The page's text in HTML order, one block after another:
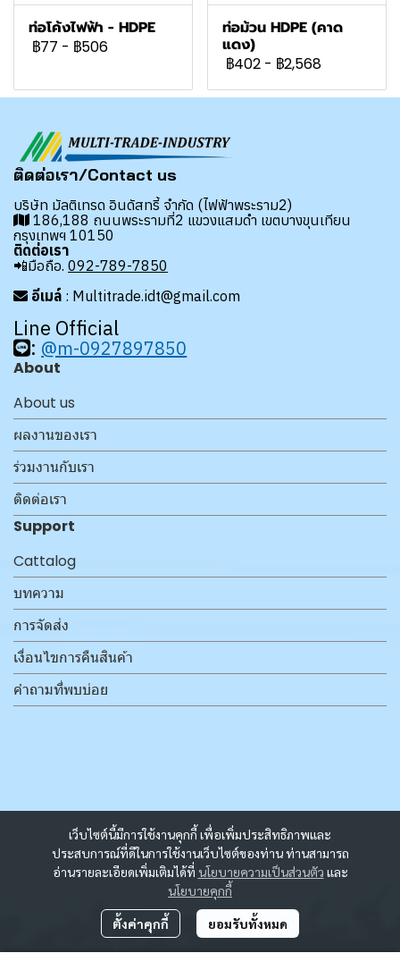
ท่อโค้งไฟฟ้า - HDPE
฿77 - ฿506
ท่อม้วน HDPE (คาด
แดง)
฿402 - ฿2,568
เว็บไซต์นี้มีการใช้งานคุกกี้ เพื่อเพิ่มประสิทธิภาพและ
ประสบการณ์ที่ดีในการใช้งานเว็บไซต์ของท่าน ท่านสามารถ
อ่านรายละเอียดเพิ่มเติมได้ที่ นโยบายความเป็นส่วนตัว และ
นโยบายคุกกี้
ตั้งค่าคุกกี้ ยอมรับทั้งหมด
ติดต่อเรา/Contact us
บริษัท มัลติเทรด อินดัสทรี้ จำกัด (ไฟฟ้าพระราม2)
186,188 ถนนพระรามที่2 แขวงแสมดำ เขตบางขุนเทียน
กรุงเทพฯ 10150
ติดต่อเรา
📲มือถือ. 092-789-7850
อีเมล์ : Multitrade.idt@gmail.com
Line Official
: @m-0927897850
About
About us
ผลงานของเรา
ร่วมงานกับเรา
ติดต่อเรา
Support
Cattalog
บทความ
การจัดส่ง
เงื่อนไขการคืนสินค้า
คำถามที่พบบ่อย